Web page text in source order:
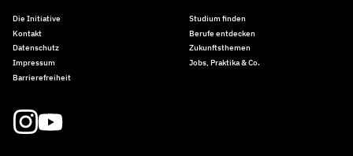
Die Initiative
Kontakt
Datenschutz
Impressum
Barrierefreiheit
Studium finden
Berufe entdecken
Zukunftsthemen
Jobs, Praktika & Co.